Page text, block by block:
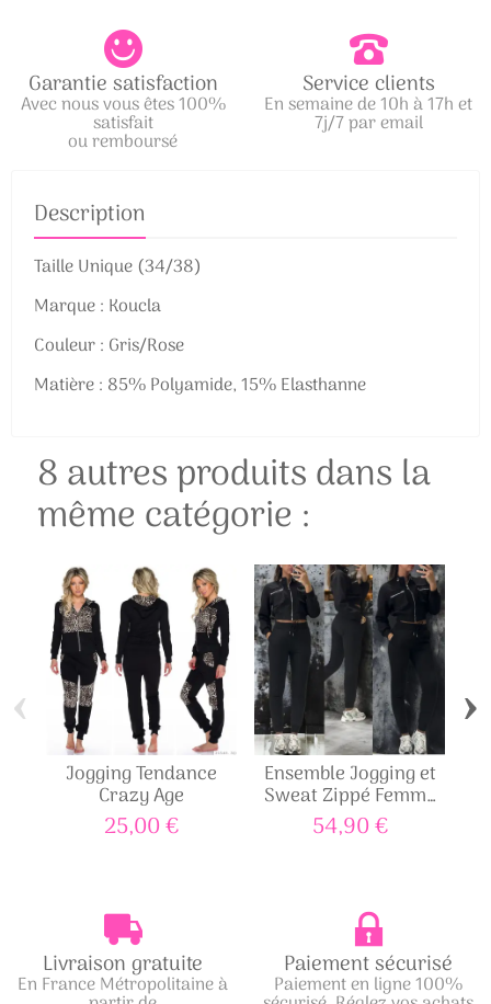
Garantie satisfaction
Avec nous vous êtes 100%
satisfait
ou remboursé
Service clients
En semaine de 10h à 17h et
7j/7 par email
Description
Taille Unique (34/38)
Marque : Koucla
Couleur : Gris/Rose
Matière : 85% Polyamide, 15% Elasthanne
8 autres produits dans la
même catégorie :
Jogging Tendance
Crazy Age
25,00 €
Ensemble Jogging et
Sweat Zippé Femme
Noir
54,90 €
‹ ›
Livraison gratuite
En France Métropolitaine à
Paiement sécurisé
Paiement en ligne 100%